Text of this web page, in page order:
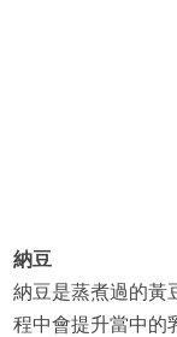
納豆
納豆是蒸煮過的黃
程中會提升當中的